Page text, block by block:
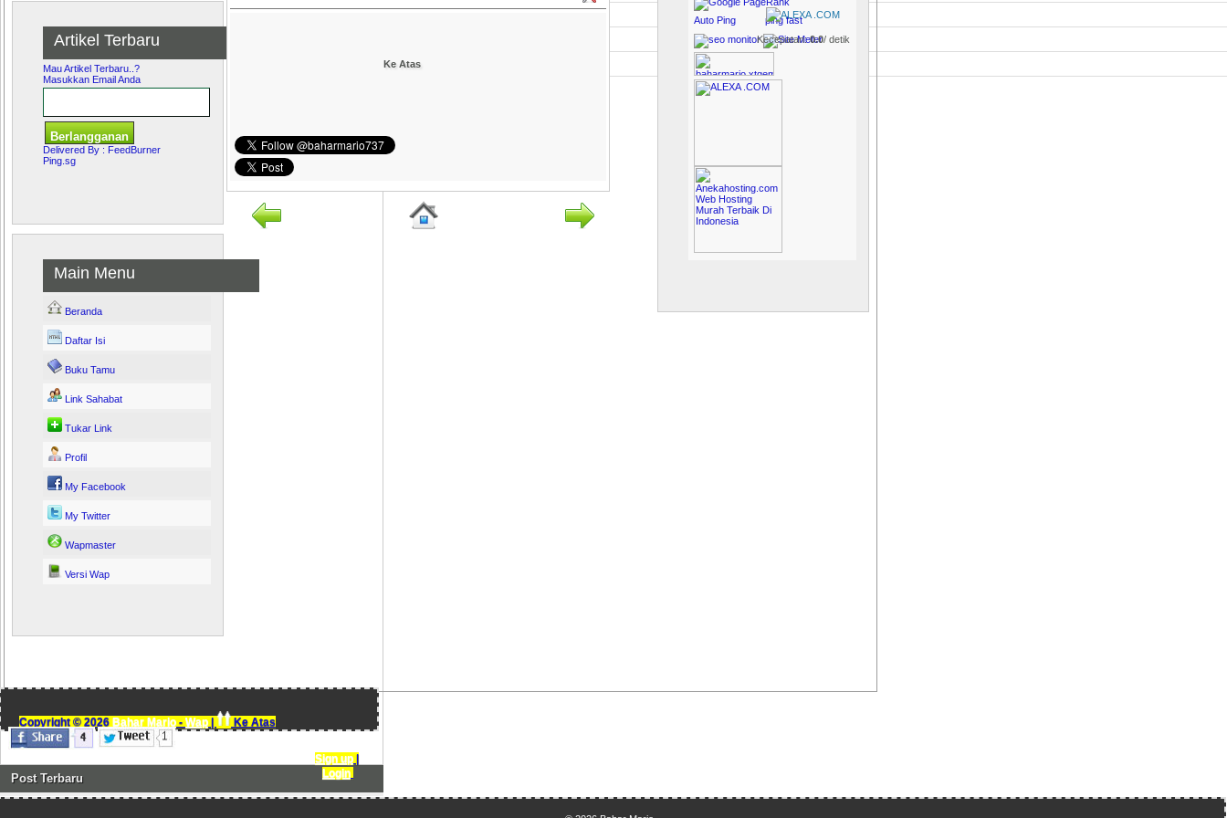
Artikel Terbaru
Mau Artikel Terbaru..?
Masukkan Email Anda
Delivered By : FeedBurner
Ping.sg
Main Menu
Beranda
Daftar Isi
Buku Tamu
Link Sahabat
Tukar Link
Profil
My Facebook
My Twitter
Wapmaster
Versi Wap
Copyright © 2026 Bahar Mario - Wap | Ke Atas
Sign up |
Login
Post Terbaru
Kecepatan:0.0/ detik
Ke Atas